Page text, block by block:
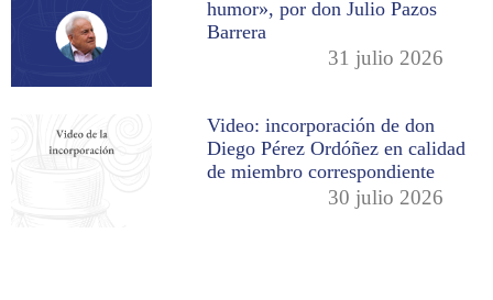
humor», por don Julio Pazos
Barrera
31 julio 2026
Video: incorporación de don
Diego Pérez Ordóñez en calidad
de miembro correspondiente
30 julio 2026